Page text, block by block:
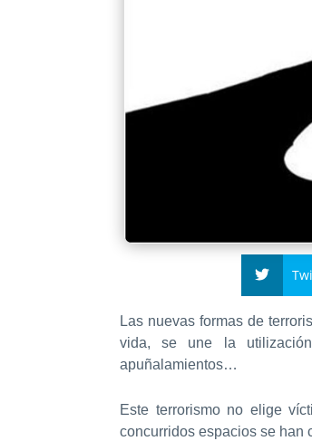
Las nuevas formas de
vida, se une la utilización
apuñalamientos…
Este terrorismo no elige
concurridos espacios se han